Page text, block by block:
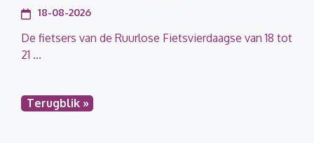
18-08-2026
De fietsers van de Ruurlose Fietsvierdaagse van 18 tot
21 ...
Terugblik »